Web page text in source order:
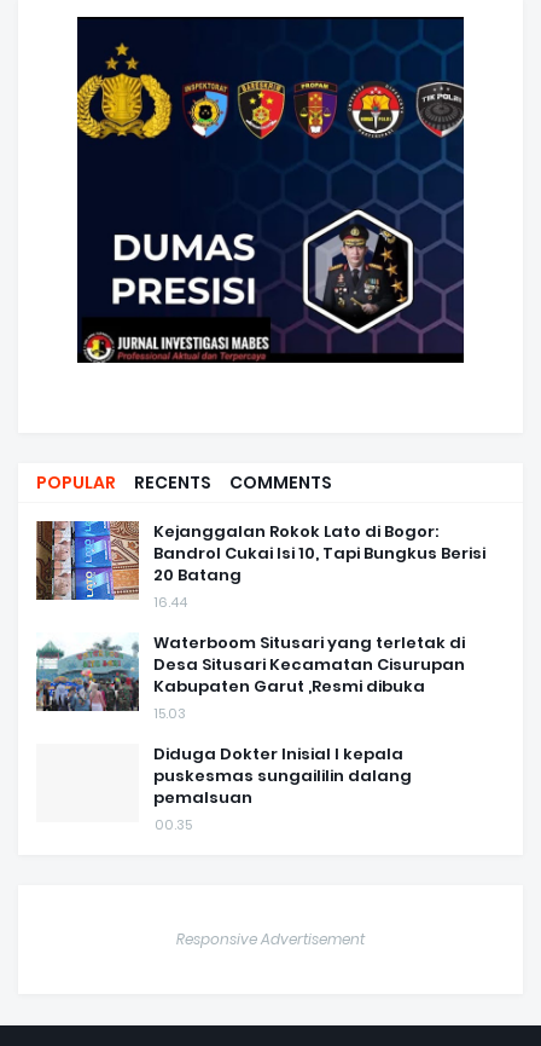
POPULAR RECENTS COMMENTS
Kejanggalan Rokok Lato di Bogor:
Bandrol Cukai Isi 10, Tapi Bungkus Berisi
20 Batang
16.44
Waterboom Situsari yang terletak di
Desa Situsari Kecamatan Cisurupan
Kabupaten Garut ,Resmi dibuka
15.03
Diduga Dokter Inisial I kepala
puskesmas sungaililin dalang
pemalsuan
00.35
Responsive Advertisement